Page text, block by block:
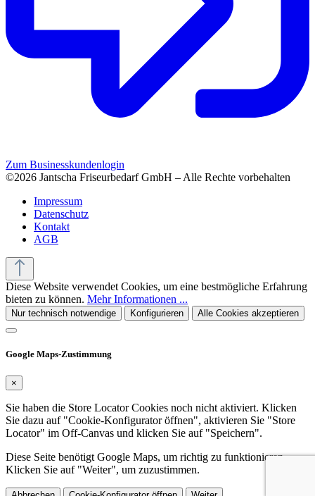
Zum Businesskundenlogin
©2026 Jantscha Friseurbedarf GmbH – Alle Rechte vorbehalten
Impressum
Datenschutz
Kontakt
AGB
Diese Website verwendet Cookies, um eine bestmögliche Erfahrung
bieten zu können. Mehr Informationen ...
Nur technisch notwendige Konfigurieren Alle Cookies akzeptieren
Google Maps-Zustimmung
×
Sie haben die Store Locator Cookies noch nicht aktiviert. Klicken
Sie dazu auf "Cookie-Konfigurator öffnen", aktivieren Sie "Store
Locator" im Off-Canvas und klicken Sie auf "Speichern".
Diese Seite benötigt Google Maps, um richtig zu funktionieren.
Klicken Sie auf "Weiter", um zuzustimmen.